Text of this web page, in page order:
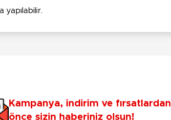
yapılabilir.
Kampanya, indirim ve fırsatlardan
önce sizin haberiniz olsun!